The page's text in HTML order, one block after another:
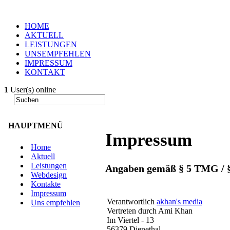
HOME
AKTUELL
LEISTUNGEN
UNSEMPFEHLEN
IMPRESSUM
KONTAKT
1 User(s) online
HAUPTMENÜ
Home
Aktuell
Leistungen
Webdesign
Kontakte
Impressum
Uns empfehlen
Impressum
Angaben gemäß § 5 TMG /
Verantwortlich akhan's media
Vertreten durch Ami Khan
Im Viertel - 13